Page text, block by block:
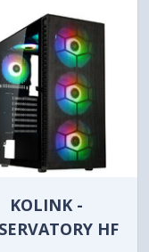
KOLINK -
HF